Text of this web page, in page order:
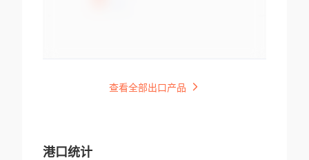
查看全部出口产品
港口统计